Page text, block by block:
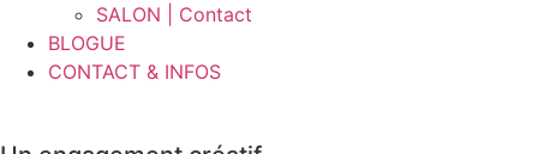
SALON | Contact
BLOGUE
CONTACT & INFOS